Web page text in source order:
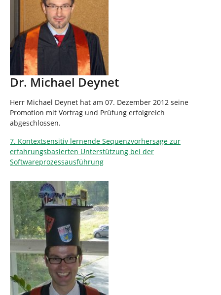
Dr. Michael Deynet
Herr Michael Deynet hat am 07. Dezember 2012 seine
Promotion mit Vortrag und Prüfung erfolgreich
abgeschlossen.
7. Kontextsensitiv lernende Sequenzvorhersage zur
erfahrungsbasierten Unterstützung bei der
Softwareprozessausführung